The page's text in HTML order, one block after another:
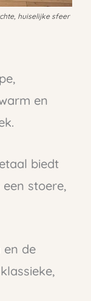
huiselijke sfeer
en
biedt
stoere,
en de